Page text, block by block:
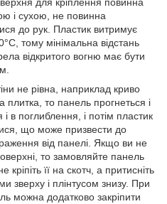
для кріплення повинна
і сухою, не повинна
до рук. Пластик витримує
тому мінімальна відстань
відкритого вогню має бути
не рівна, наприклад криво
плитка, то панель прогнеться і
в поглиблення, і потім пластик
що може призвести до
від панелі. Якщо ви не
то замовляйте панель
її на скотч, а притисніть
зверху і плінтусом знизу. При
можна додатково закріпити